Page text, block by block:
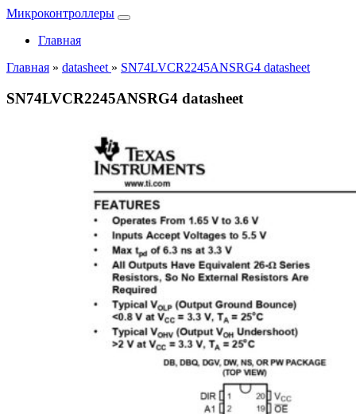
Микроконтроллеры
Главная
Главная » datasheet » SN74LVCR2245ANSRG4 datasheet
SN74LVCR2245ANSRG4 datasheet